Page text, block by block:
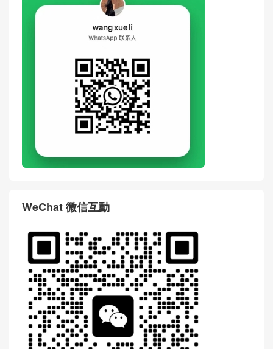
WeChat 微信互動